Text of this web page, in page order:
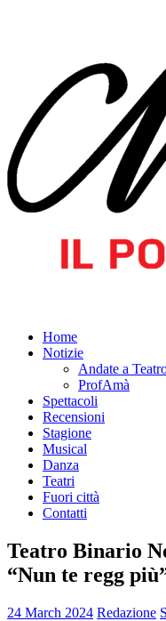
Home
Notizie
Andate a
ProfAmà
Spettacoli
Recensioni
Stagione
Musical
Danza
Teatri
Fuori città
Contatti
Teatro Binario
“Nun te regg
24 March 2024 Redazione